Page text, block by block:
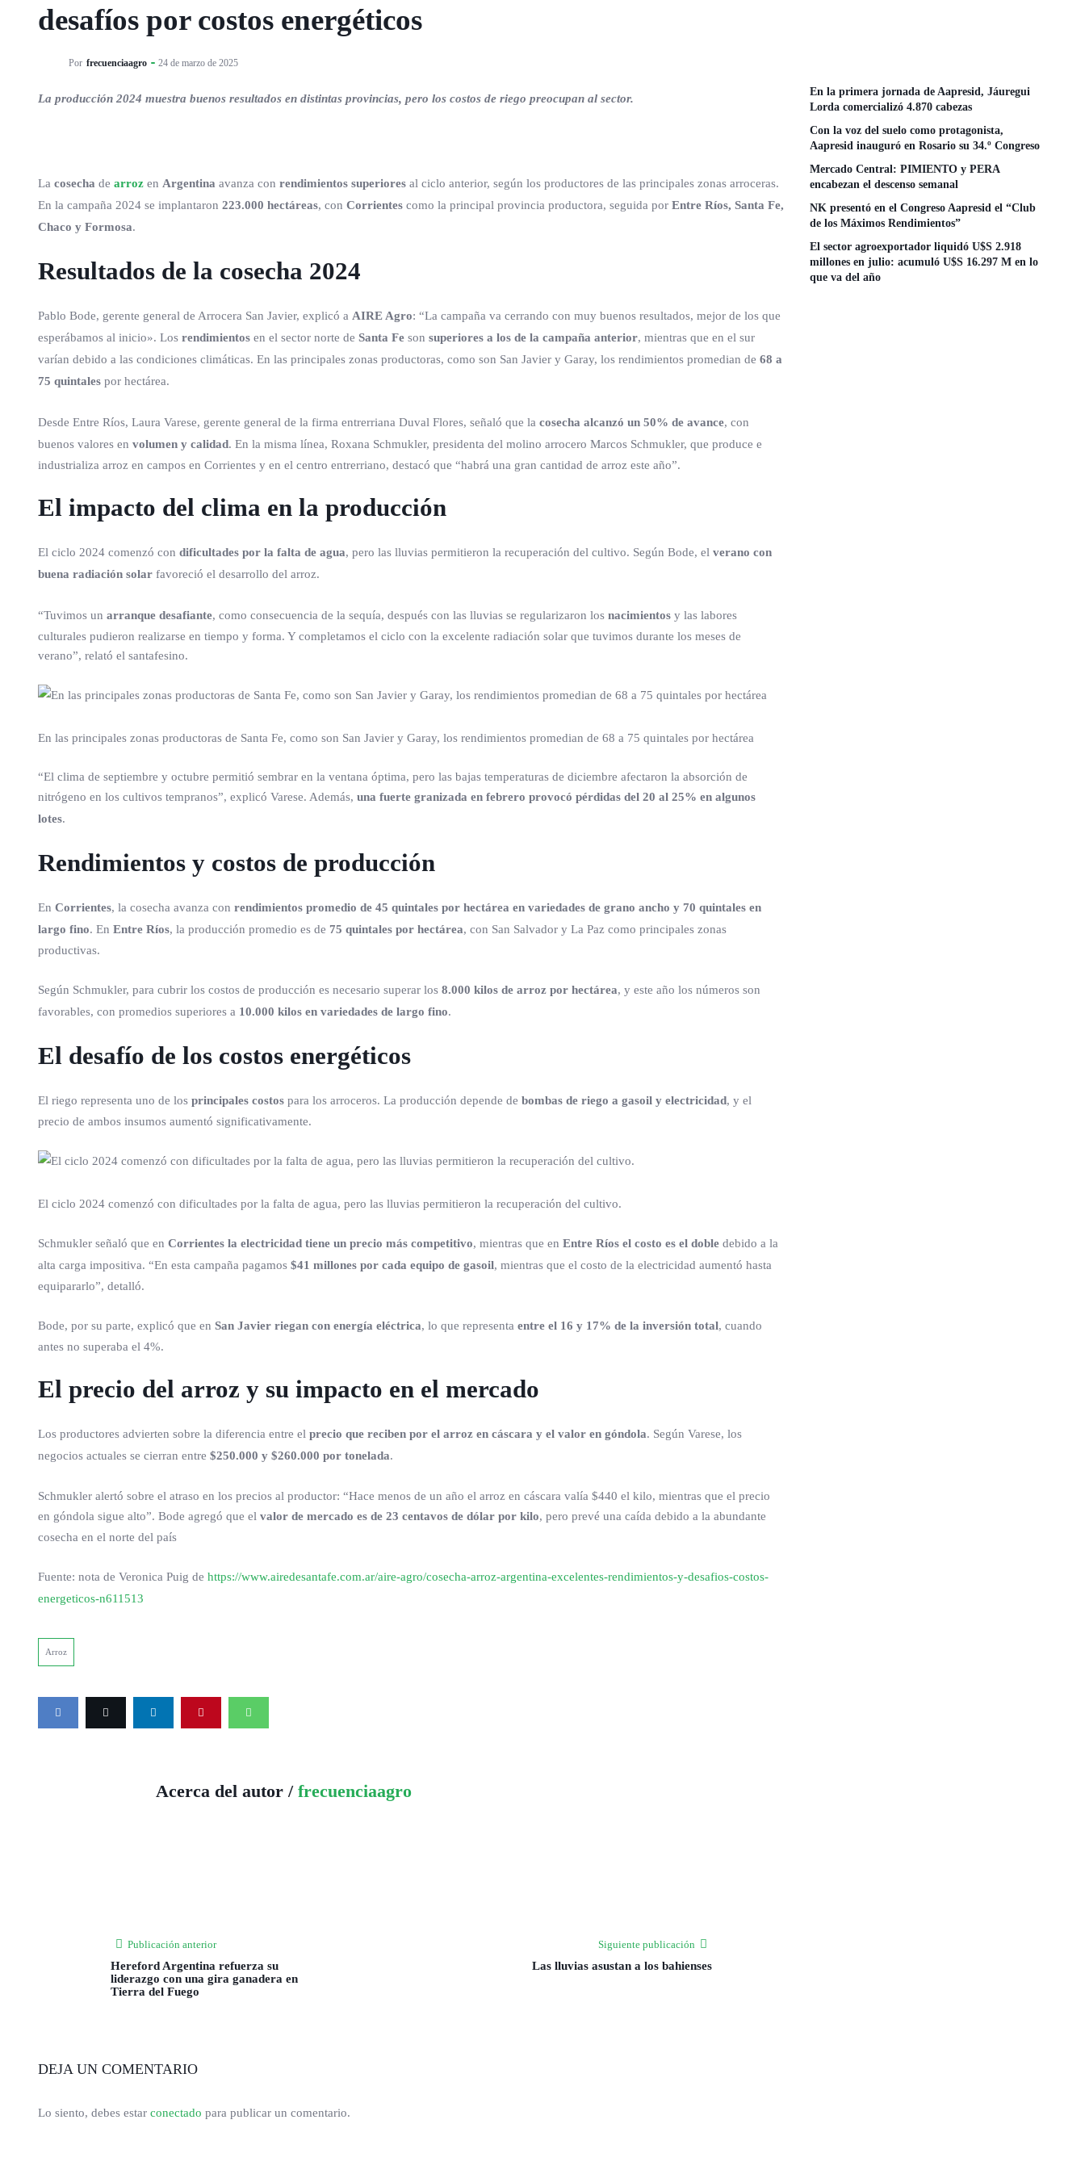
desafíos por costos energéticos
Por frecuenciaagro 24 de marzo de 2025
La producción 2024 muestra buenos resultados en distintas provincias, pero los costos de riego preocupan al sector.
La cosecha de arroz en Argentina avanza con rendimientos superiores al ciclo anterior, según los productores de las principales zonas arroceras.
En la campaña 2024 se implantaron 223.000 hectáreas, con Corrientes como la principal provincia productora, seguida por Entre Ríos, Santa Fe,
Chaco y Formosa.
Resultados de la cosecha 2024
Pablo Bode, gerente general de Arrocera San Javier, explicó a AIRE Agro: “La campaña va cerrando con muy buenos resultados, mejor de los que
esperábamos al inicio». Los rendimientos en el sector norte de Santa Fe son superiores a los de la campaña anterior, mientras que en el sur
varían debido a las condiciones climáticas. En las principales zonas productoras, como son San Javier y Garay, los rendimientos promedian de 68 a
75 quintales por hectárea.
Desde Entre Ríos, Laura Varese, gerente general de la firma entrerriana Duval Flores, señaló que la cosecha alcanzó un 50% de avance, con
buenos valores en volumen y calidad. En la misma línea, Roxana Schmukler, presidenta del molino arrocero Marcos Schmukler, que produce e
industrializa arroz en campos en Corrientes y en el centro entrerriano, destacó que “habrá una gran cantidad de arroz este año”.
El impacto del clima en la producción
El ciclo 2024 comenzó con dificultades por la falta de agua, pero las lluvias permitieron la recuperación del cultivo. Según Bode, el verano con
buena radiación solar favoreció el desarrollo del arroz.
“Tuvimos un arranque desafiante, como consecuencia de la sequía, después con las lluvias se regularizaron los nacimientos y las labores
culturales pudieron realizarse en tiempo y forma. Y completamos el ciclo con la excelente radiación solar que tuvimos durante los meses de
verano”, relató el santafesino.
En las principales zonas productoras de Santa Fe, como son San Javier y Garay, los rendimientos promedian de 68 a 75 quintales por hectárea
“El clima de septiembre y octubre permitió sembrar en la ventana óptima, pero las bajas temperaturas de diciembre afectaron la absorción de
nitrógeno en los cultivos tempranos”, explicó Varese. Además, una fuerte granizada en febrero provocó pérdidas del 20 al 25% en algunos
lotes.
Rendimientos y costos de producción
En Corrientes, la cosecha avanza con rendimientos promedio de 45 quintales por hectárea en variedades de grano ancho y 70 quintales en
largo fino. En Entre Ríos, la producción promedio es de 75 quintales por hectárea, con San Salvador y La Paz como principales zonas
productivas.
Según Schmukler, para cubrir los costos de producción es necesario superar los 8.000 kilos de arroz por hectárea, y este año los números son
favorables, con promedios superiores a 10.000 kilos en variedades de largo fino.
El desafío de los costos energéticos
El riego representa uno de los principales costos para los arroceros. La producción depende de bombas de riego a gasoil y electricidad, y el
precio de ambos insumos aumentó significativamente.
El ciclo 2024 comenzó con dificultades por la falta de agua, pero las lluvias permitieron la recuperación del cultivo.
Schmukler señaló que en Corrientes la electricidad tiene un precio más competitivo, mientras que en Entre Ríos el costo es el doble debido a la
alta carga impositiva. “En esta campaña pagamos $41 millones por cada equipo de gasoil, mientras que el costo de la electricidad aumentó hasta
equipararlo”, detalló.
Bode, por su parte, explicó que en San Javier riegan con energía eléctrica, lo que representa entre el 16 y 17% de la inversión total, cuando
antes no superaba el 4%.
El precio del arroz y su impacto en el mercado
Los productores advierten sobre la diferencia entre el precio que reciben por el arroz en cáscara y el valor en góndola. Según Varese, los
negocios actuales se cierran entre $250.000 y $260.000 por tonelada.
Schmukler alertó sobre el atraso en los precios al productor: “Hace menos de un año el arroz en cáscara valía $440 el kilo, mientras que el precio
en góndola sigue alto”. Bode agregó que el valor de mercado es de 23 centavos de dólar por kilo, pero prevé una caída debido a la abundante
cosecha en el norte del país
Fuente: nota de Veronica Puig de https://www.airedesantafe.com.ar/aire-agro/cosecha-arroz-argentina-excelentes-rendimientos-y-desafios-costos-
energeticos-n611513
Arroz
Acerca del autor / frecuenciaagro
Publicación anterior
Hereford Argentina refuerza su
liderazgo con una gira ganadera en
Tierra del Fuego
Siguiente publicación
Las lluvias asustan a los bahienses
DEJA UN COMENTARIO
Lo siento, debes estar conectado para publicar un comentario.
En la primera jornada de Aapresid, Jáuregui
Lorda comercializó 4.870 cabezas
Con la voz del suelo como protagonista,
Aapresid inauguró en Rosario su 34.º Congreso
Mercado Central: PIMIENTO y PERA
encabezan el descenso semanal
NK presentó en el Congreso Aapresid el “Club
de los Máximos Rendimientos”
El sector agroexportador liquidó U$S 2.918
millones en julio: acumuló U$S 16.297 M en lo
que va del año